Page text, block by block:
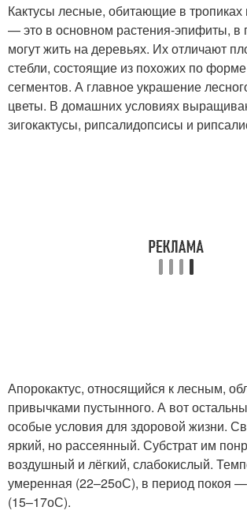
Кактусы лесные, обитающие в тропиках
— это в основном растения-эпифиты, в
могут жить на деревьях. Их отличают
стебли, состоящие из похожих по
сегментов. А главное украшение
цветы. В домашних условиях
зигокактусы, рипсалидопсисы и
Апорокактус, относящийся к лесным,
привычками пустынного. А вот
особые условия для здоровой жизни.
яркий, но рассеянный. Субстрат им
воздушный и лёгкий, слабокислый.
умеренная (22–25оС), в период покоя
(15–17оС).